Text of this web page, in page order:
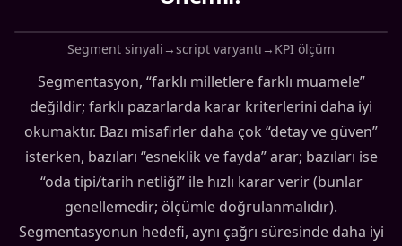
Segment sinyali→script varyantı→KPI ölçüm
Segmentasyon, “farklı milletlere farklı muamele”
değildir; farklı pazarlarda karar kriterlerini daha iyi
okumaktır. Bazı misafirler daha çok “detay ve güven”
isterken, bazıları “esneklik ve fayda” arar; bazıları ise
“oda tipi/tarih netliği” ile hızlı karar verir (bunlar
genellemedir; ölçümle doğrulanmalıdır).
Segmentasyonun hedefi, aynı çağrı süresinde daha iyi